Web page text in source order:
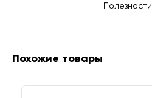
Полезности
Похожие товары